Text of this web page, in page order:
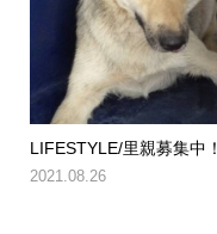
LIFESTYLE/里親募集中！
2021.08.26